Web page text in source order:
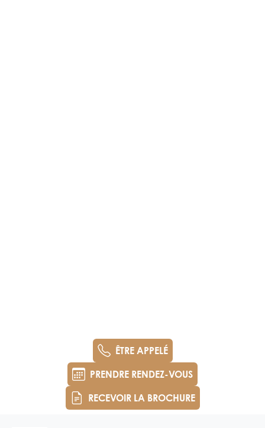
ÊTRE APPELÉ
PRENDRE RENDEZ-VOUS
RECEVOIR LA BROCHURE